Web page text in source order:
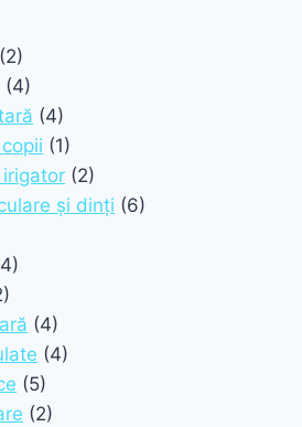
(2)
(4)
(4)
(1)
(2)
și dinți (6)
(4)
(4)
(5)
(2)